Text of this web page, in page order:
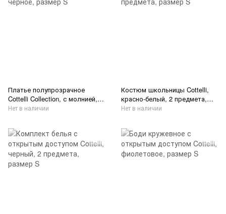
Платье полупрозрачное
Cottelli Collection, с молнией,
черное, размер S
Нет в наличии
Костюм школьницы Cottelli,
красно-белый, 2 предмета,
размер S
Нет в наличии